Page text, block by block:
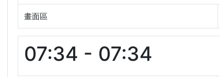
畫面區
07:34 - 07:34